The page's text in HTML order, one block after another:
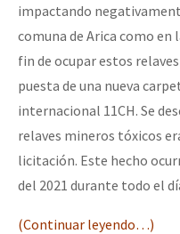
impactando
comuna de Arica como en
fin de ocupar estos
puesta de una nueva
internacional 11CH. Se
relaves mineros tóxicos
licitación. Este hecho
del 2021 durante todo el
(Continuar leyendo…)